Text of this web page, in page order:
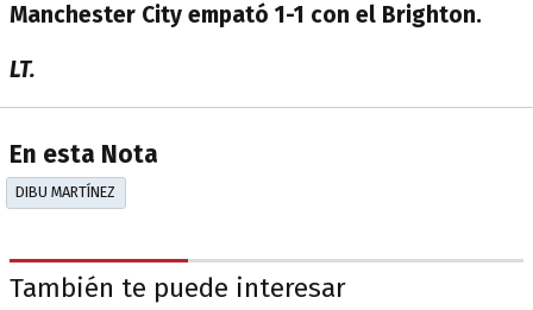
Manchester City empató 1-1 con el Brighton.
LT.
En esta Nota
DIBU MARTÍNEZ
También te puede interesar